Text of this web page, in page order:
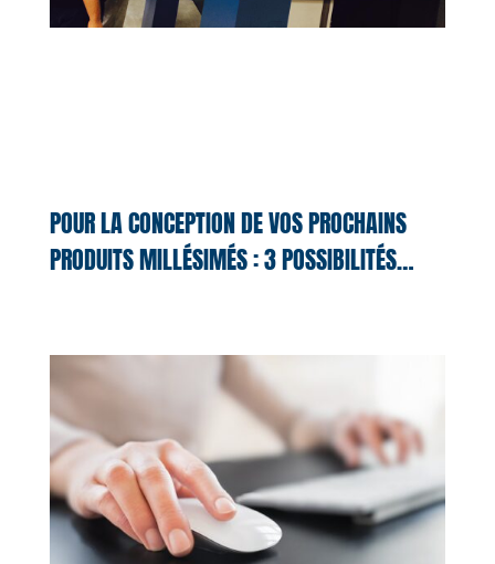
POUR LA CONCEPTION DE VOS PROCHAINS
PRODUITS MILLÉSIMÉS : 3 POSSIBILITÉS…